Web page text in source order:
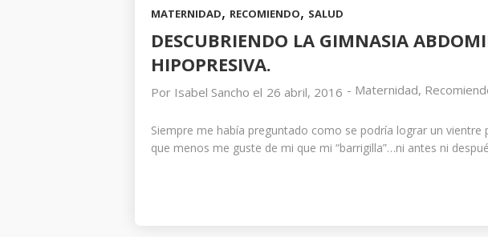
MATERNIDAD, RECOMIENDO, SALUD
DESCUBRIENDO LA GIMNASIA
HIPOPRESIVA.
Por Isabel Sancho el 26 abril, 2016 - Maternidad,
Siempre me había preguntado como se podría lograr un
que menos me guste de mi que mi “barrigilla”…ni antes ni